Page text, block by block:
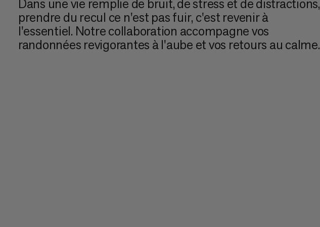
Dans une vie remplie de bruit, de stress et de distractions,
prendre du recul ce n'est pas fuir, c'est revenir à
l'essentiel. Notre collaboration accompagne vos
randonnées revigorantes à l'aube et vos retours au calme.